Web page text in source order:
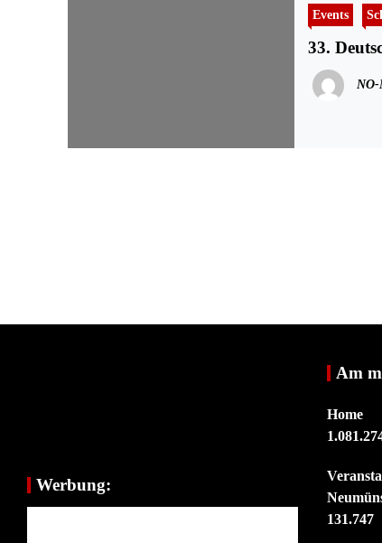
Events
33.
NO-
Werbung:
Am
Home
131.747